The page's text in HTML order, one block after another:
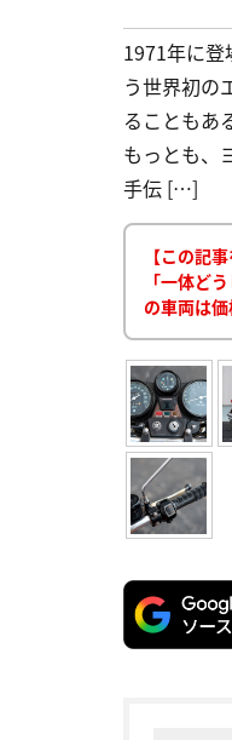
1971年に
う世界初の
ることもあ
もっとも、
手伝 […]
【この記
「一体ど
の車両は価